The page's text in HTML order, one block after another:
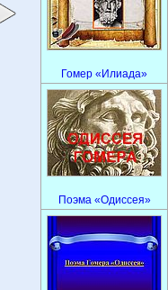
Гомер «Илиада»
Поэма «Одиссея»